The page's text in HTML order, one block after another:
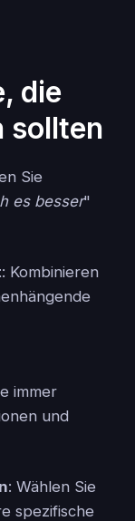
die
sollten
Sie
es besser"
: Kombinieren
immer
und
: Wählen Sie
spezifische